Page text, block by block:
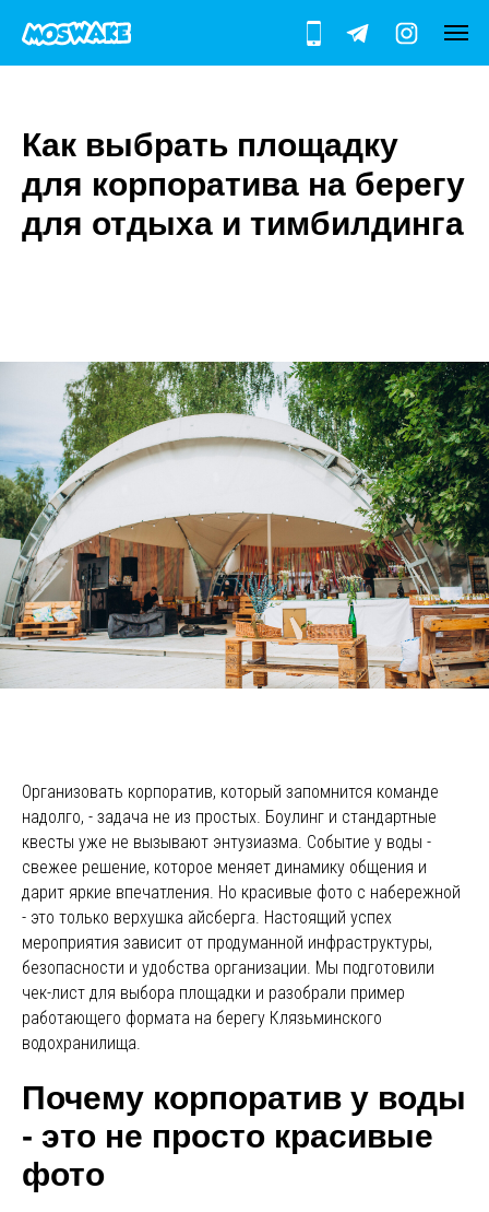
Как выбрать площадку
для корпоратива на берегу
для отдыха и тимбилдинга
Организовать корпоратив, который запомнится команде
надолго, - задача не из простых. Боулинг и стандартные
квесты уже не вызывают энтузиазма. Событие у воды -
свежее решение, которое меняет динамику общения и
дарит яркие впечатления. Но красивые фото с набережной
- это только верхушка айсберга. Настоящий успех
мероприятия зависит от продуманной инфраструктуры,
безопасности и удобства организации. Мы подготовили
чек-лист для выбора площадки и разобрали пример
работающего формата на берегу Клязьминского
водохранилища.
Почему корпоратив у воды
- это не просто красивые
фото